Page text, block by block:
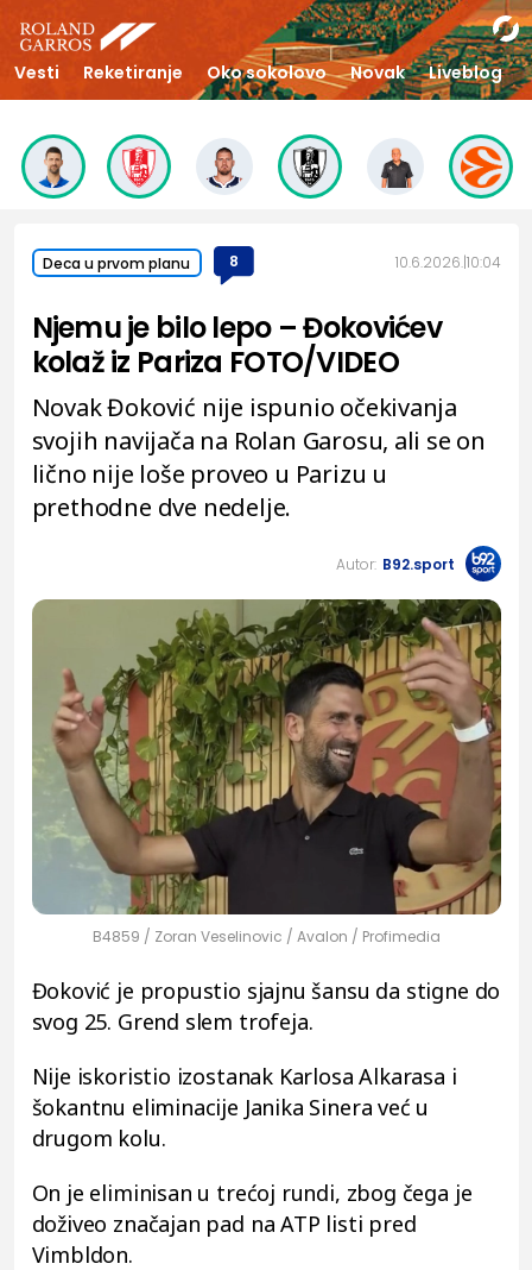
Vesti Reketiranje Oko sokolovo Novak Liveblog
Deca u prvom planu 8 10.6.2026. 10:04
Njemu je bilo lepo – Đokovićev
kolaž iz Pariza FOTO/VIDEO
Novak Đoković nije ispunio očekivanja
svojih navijača na Rolan Garosu, ali se on
lično nije loše proveo u Parizu u
prethodne dve nedelje.
Autor: B92.sport
B4859 / Zoran Veselinovic / Avalon / Profimedia
Đoković je propustio sjajnu šansu da stigne do
svog 25. Grend slem trofeja.
Nije iskoristio izostanak Karlosa Alkarasa i
šokantnu eliminacije Janika Sinera već u
drugom kolu.
On je eliminisan u trećoj rundi, zbog čega je
doživeo značajan pad na ATP listi pred
Vimbldon.